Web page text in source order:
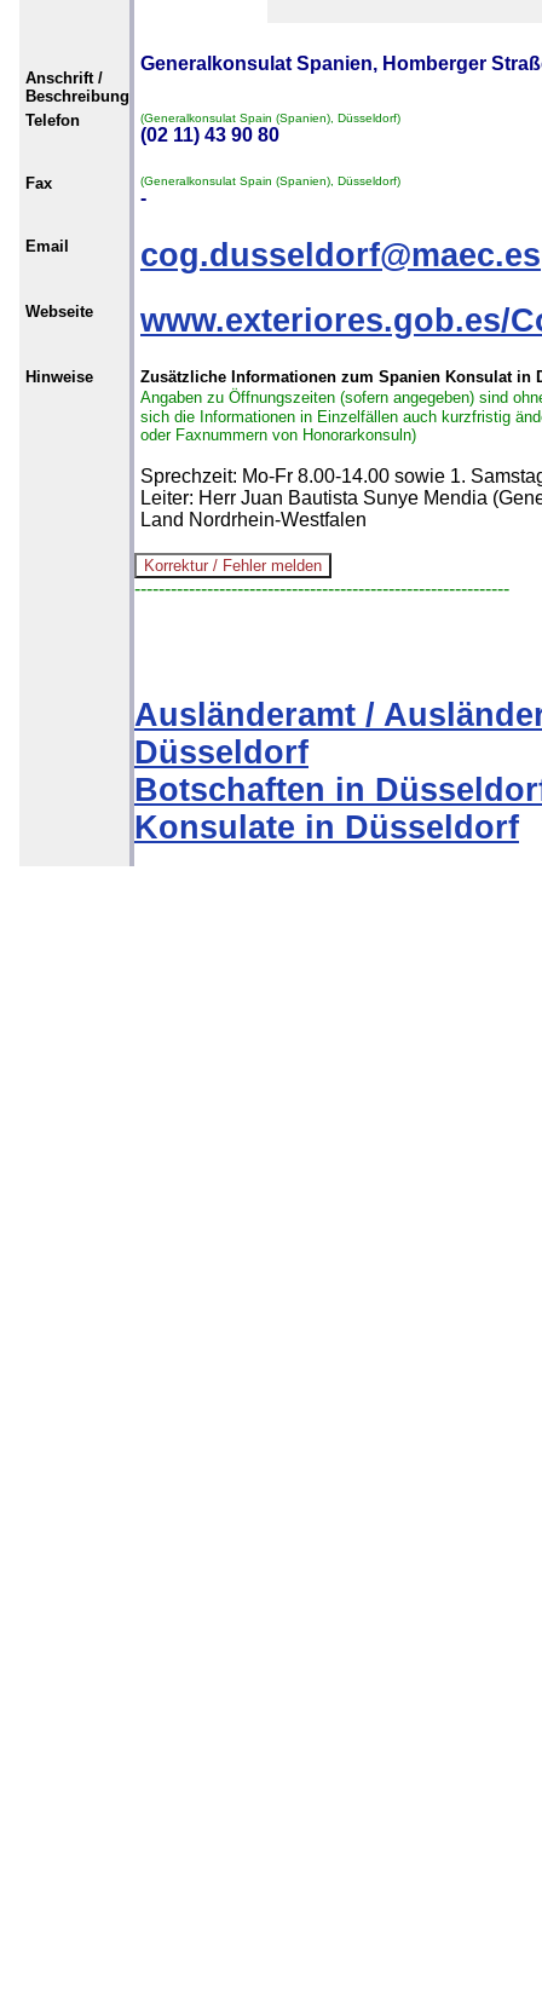
Anschrift /
Beschreibung
Generalkonsulat Spanien, Homberger
Telefon (Generalkonsulat Spain (Spanien), Düsseldorf)
(02 11) 43 90 80
Fax (Generalkonsulat Spain (Spanien), Düsseldorf)
-
Email cog.dusseldorf@maec.es
Webseite www.exteriores.gob.es/
Hinweise
Zusätzliche Informationen zum Spanien Konsulat in
Angaben zu Öffnungszeiten (sofern angegeben) sind
sich die Informationen in Einzelfällen auch kurzfristig
oder Faxnummern von Honorarkonsuln)
Sprechzeit: Mo-Fr 8.00-14.00 sowie 1.
Leiter: Herr Juan Bautista Sunye Mendia
Land Nordrhein-Westfalen
--------------------------------------------------------------
Ausländeramt /
Düsseldorf
Botschaften in
Konsulate in Düsseldorf